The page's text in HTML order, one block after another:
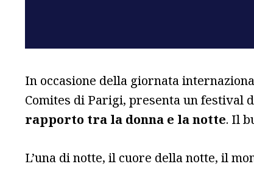
In occasione della giornata
Comites di Parigi, presenta un festival
rapporto tra la donna e la notte. Il
L’una di notte, il cuore della notte, il